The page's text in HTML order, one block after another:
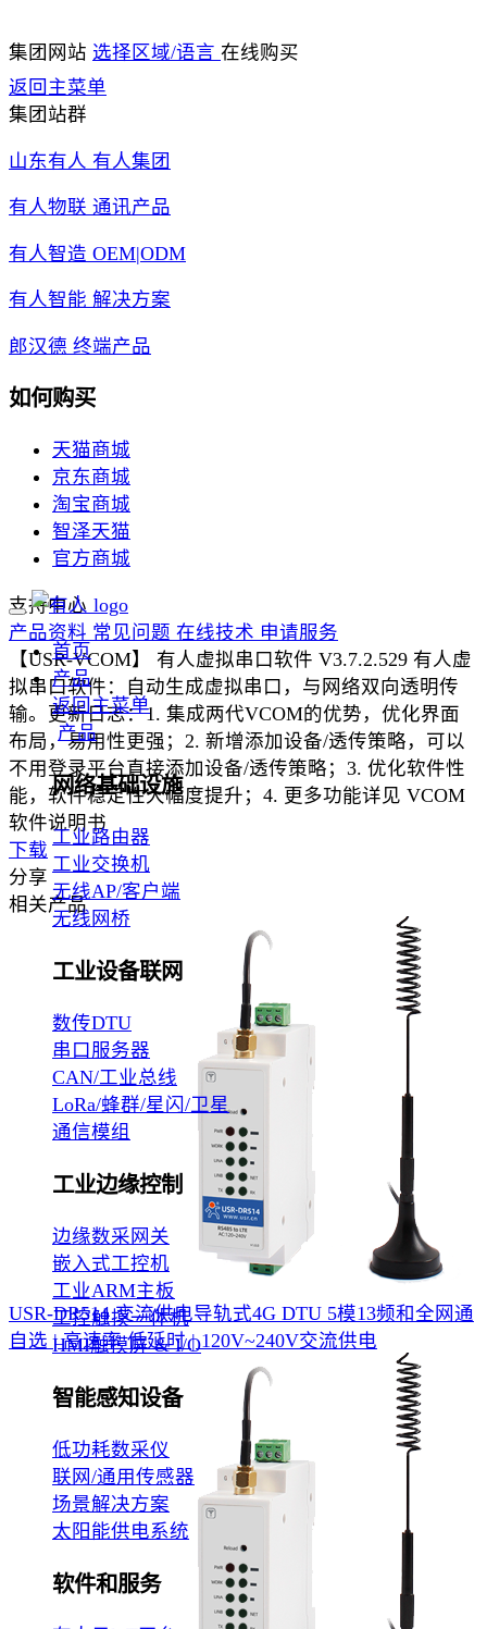
集团网站 选择区域/语言 在线购买
返回主菜单
集团站群
山东有人 有人集团
有人物联 通讯产品
有人智造 OEM|ODM
有人智能 解决方案
郎汉德 终端产品
如何购买
天猫商城
京东商城
淘宝商城
智泽天猫
官方商城
首页
产品
返回主菜单
产品
网络基础设施
工业路由器
工业交换机
无线AP/客户端
无线网桥
工业设备联网
数传DTU
串口服务器
CAN/工业总线
LoRa/蜂群/星闪/卫星
通信模组
工业边缘控制
边缘数采网关
嵌入式工控机
工业ARM主板
工控触摸一体机
HMI触摸屏 & I/O
智能感知设备
低功耗数采仪
联网/通用传感器
场景解决方案
太阳能供电系统
软件和服务
支持中心
产品资料 常见问题 在线技术 申请服务
【USR-VCOM】 有人虚拟串口软件 V3.7.2.529 有人虚
拟串口软件：自动生成虚拟串口，与网络双向透明传
输。更新日志：1. 集成两代VCOM的优势，优化界面
布局，易用性更强；2. 新增添加设备/透传策略，可以
不用登录平台直接添加设备/透传策略；3. 优化软件性
能，软件稳定性大幅度提升；4. 更多功能详见 VCOM
软件说明书
下载
分享
相关产品
USR-DR514 交流供电导轨式4G DTU 5模13频和全网通
自选 | 高速率 低延时 | 120V~240V交流供电